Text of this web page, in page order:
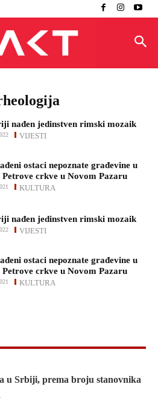
nađen jedinstven rimski mozaik
VIJESTI
ostaci nepoznate građevine u
crkve u Novom Pazaru
KULTURA
nađen jedinstven rimski mozaik
VIJESTI
ostaci nepoznate građevine u
crkve u Novom Pazaru
KULTURA
u Srbiji, prema broju stanovnika